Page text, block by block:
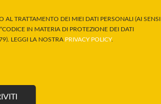
AL TRATTAMENTO DEI MIEI DATI PERSONALI (AI SENSI
IN MATERIA DI PROTEZIONE DEI DATI
LEGGI LA NOSTRA PRIVACY POLICY.